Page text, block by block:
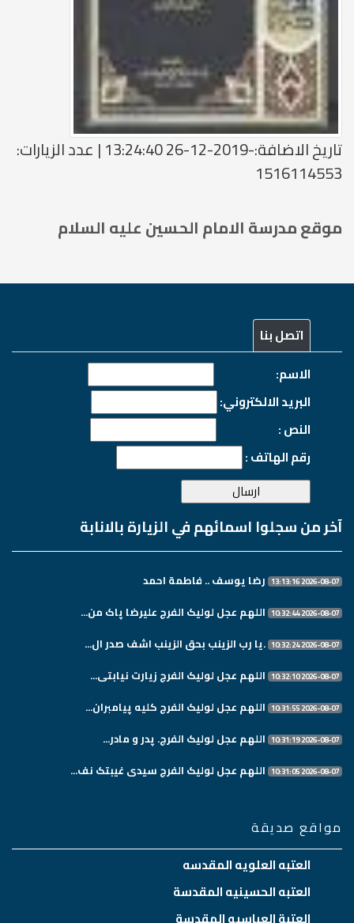
تاريخ الاضافة:-2019-12-26 13:24:40 | عدد الزيارات:
1516114553
موقع مدرسة الامام الحسين عليه السلام
اتصل بنا
الاسم:
البريد الالكتروني:
النص :
رقم الهاتف :
آخر من سجلوا اسمائهم في الزيارة بالانابة
2026-08-07 13:13:16 رضا يوسف .. فاطمة احمد
2026-08-07 10:32:44 اللهم عجل لولیک الفرج علیرضا پاک من...
2026-08-07 10:32:24 .یا رب الزینب بحق الزینب اشف صدر ال...
2026-08-07 10:32:10 اللهم عجل لولیک الفرج زیارت نیابتی...
2026-08-07 10:31:55 اللهم عجل لولیک الفرج کلیه پیامبران...
2026-08-07 10:31:19 اللهم عجل لولیک الفرج. پدر و مادر...
2026-08-07 10:31:05 اللهم عجل لولیک الفرج سیدی غیبتک نف...
مواقع صديقة
العتبه العلويه المقدسه
العتبه الحسينيه المقدسة